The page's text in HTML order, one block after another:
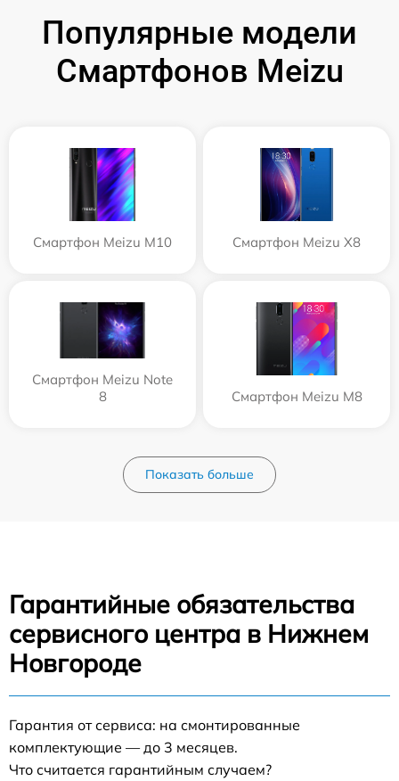
Популярные модели
Смартфонов Meizu
Смартфон Meizu M10 Смартфон Meizu X8
Смартфон Meizu Note
8
Смартфон Meizu M8
Показать больше
Гарантийные обязательства
сервисного центра в Нижнем
Новгороде
Гарантия от сервиса: на смонтированные
комплектующие — до 3 месяцев.
Что считается гарантийным случаем?